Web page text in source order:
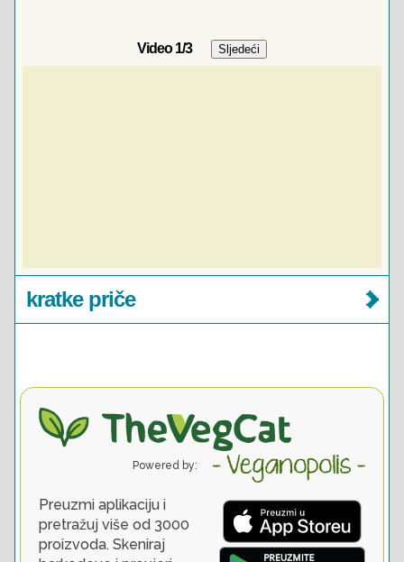
Video1/3
kratke priče